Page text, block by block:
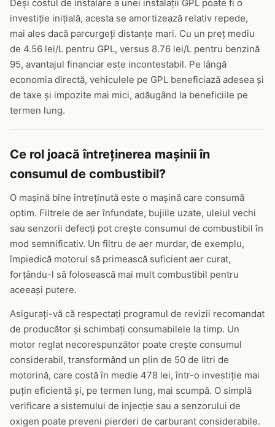
Deși costul de instalare a unei instalații GPL poate fi o
investiție inițială, acesta se amortizează relativ repede,
mai ales dacă parcurgeți distanțe mari. Cu un preț mediu
de 4.56 lei/L pentru GPL, versus 8.76 lei/L pentru benzină
95, avantajul financiar este incontestabil. Pe lângă
economia directă, vehiculele pe GPL beneficiază adesea și
de taxe și impozite mai mici, adăugând la beneficiile pe
termen lung.
Ce rol joacă întreținerea mașinii în
consumul de combustibil?
O mașină bine întreținută este o mașină care consumă
optim. Filtrele de aer înfundate, bujiile uzate, uleiul vechi
sau senzorii defecți pot crește consumul de combustibil în
mod semnificativ. Un filtru de aer murdar, de exemplu,
împiedică motorul să primească suficient aer curat,
forțându-l să folosească mai mult combustibil pentru
aceeași putere.
Asigurați-vă că respectați programul de revizii recomandat
de producător și schimbați consumabilele la timp. Un
motor reglat necorespunzător poate crește consumul
considerabil, transformând un plin de 50 de litri de
motorină, care costă în medie 478 lei, într-o investiție mai
puțin eficientă și, pe termen lung, mai scumpă. O simplă
verificare a sistemului de injecție sau a senzorului de
oxigen poate preveni pierderi de carburant considerabile.